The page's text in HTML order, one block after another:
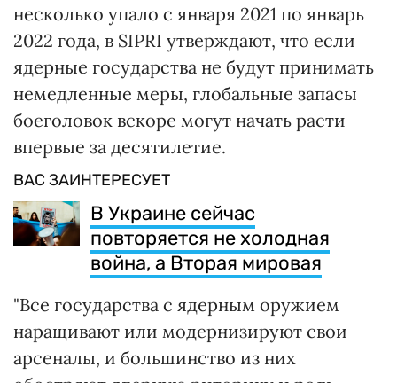
несколько упало с января 2021 по январь
2022 года, в SIPRI утверждают, что если
ядерные государства не будут принимать
немедленные меры, глобальные запасы
боеголовок вскоре могут начать расти
впервые за десятилетие.
ВАС ЗАИНТЕРЕСУЕТ
В Украине сейчас
повторяется не холодная
война, а Вторая мировая
"Все государства с ядерным оружием
наращивают или модернизируют свои
арсеналы, и большинство из них